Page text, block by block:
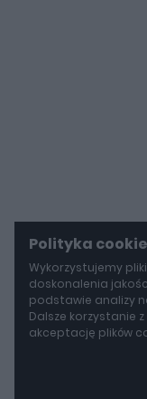
Polityka
Wykorzystujemy
doskonalenia
podstawie analizy
Dalsze korzystanie
akceptację plików